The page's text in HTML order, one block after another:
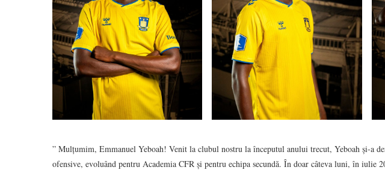
” Mulțumim, Emmanuel Yeboah! Venit la clubul nostru la începutul anului trecut, Yeboah și-a
ofensive, evoluând pentru Academia CFR și pentru echipa secundă. În doar câteva luni, în iulie